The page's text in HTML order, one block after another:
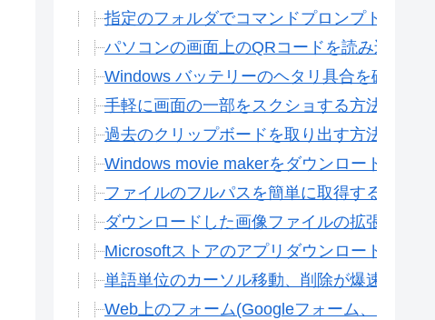
指定のフォルダでコマンドプロンプトを開く
パソコンの画面上のQRコードを読み込む方
Windows バッテリーのヘタリ具合を確認す
手軽に画面の一部をスクショする方法
過去のクリップボードを取り出す方法(履歴
Windows movie makerをダウンロードする(
ファイルのフルパスを簡単に取得する方法
ダウンロードした画像ファイルの拡張子が
Microsoftストアのアプリダウンロードエラ
単語単位のカーソル移動、削除が爆速でで
Web上のフォーム(Googleフォーム、